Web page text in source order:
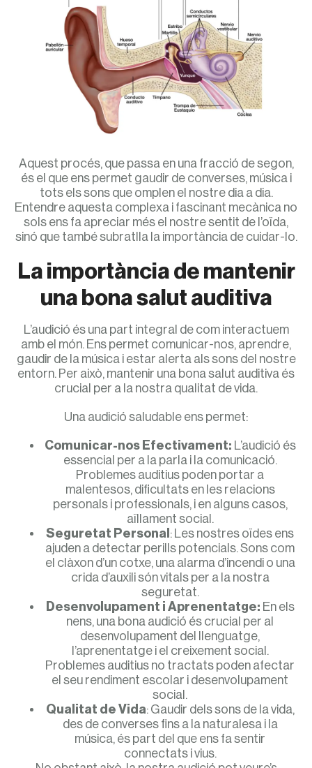
Aquest procés, que passa en una fracció de segon,
és el que ens permet gaudir de converses, música i
tots els sons que omplen el nostre dia a dia.
Entendre aquesta complexa i fascinant mecànica no
sols ens fa apreciar més el nostre sentit de l’oïda,
sinó que també subratlla la importància de cuidar-lo.
La importància de mantenir
una bona salut auditiva
L’audició és una part integral de com interactuem
amb el món. Ens permet comunicar-nos, aprendre,
gaudir de la música i estar alerta als sons del nostre
entorn. Per això, mantenir una bona salut auditiva és
crucial per a la nostra qualitat de vida.
Una audició saludable ens permet:
Comunicar-nos Efectivament: L’audició és
essencial per a la parla i la comunicació.
Problemes auditius poden portar a
malentesos, dificultats en les relacions
personals i professionals, i en alguns casos,
aïllament social.
Seguretat Personal : Les nostres oïdes ens
ajuden a detectar perills potencials. Sons com
el clàxon d’un cotxe, una alarma d’incendi o una
crida d’auxili són vitals per a la nostra
seguretat.
Desenvolupament i Aprenentatge: En els
nens, una bona audició és crucial per al
desenvolupament del llenguatge,
l’aprenentatge i el creixement social.
Problemes auditius no tractats poden afectar
el seu rendiment escolar i desenvolupament
social.
Qualitat de Vida: Gaudir dels sons de la vida,
des de converses fins a la naturalesa i la
música, és part del que ens fa sentir
connectats i vius.